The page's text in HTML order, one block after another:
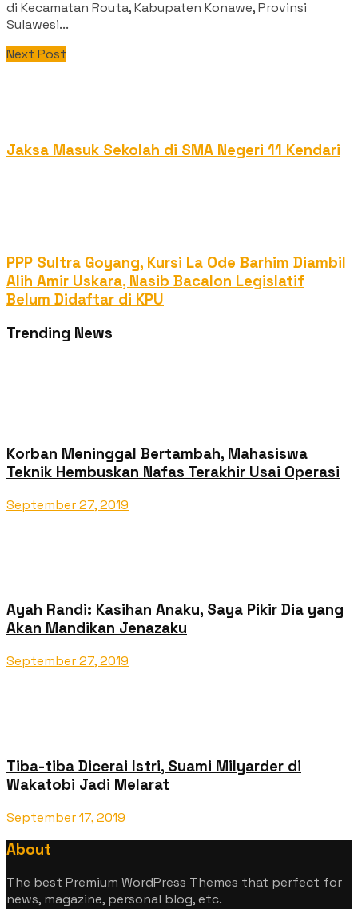
di Kecamatan Routa, Kabupaten Konawe, Provinsi
Sulawesi...
Next Post
Jaksa Masuk Sekolah di SMA Negeri 11 Kendari
PPP Sultra Goyang, Kursi La Ode Barhim Diambil
Alih Amir Uskara, Nasib Bacalon Legislatif
Belum Didaftar di KPU
Trending News
Korban Meninggal Bertambah, Mahasiswa
Teknik Hembuskan Nafas Terakhir Usai Operasi
September 27, 2019
Ayah Randi: Kasihan Anaku, Saya Pikir Dia yang
Akan Mandikan Jenazaku
September 27, 2019
Tiba-tiba Dicerai Istri, Suami Milyarder di
Wakatobi Jadi Melarat
September 17, 2019
About
The best Premium WordPress Themes that perfect for
news, magazine, personal blog, etc.